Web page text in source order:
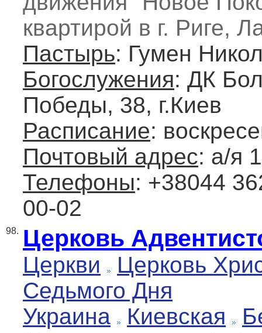
квартирой в г. Риге,
Пастырь: Гумен
Богослужения: ДК
Победы, 38, г.Киев
Расписание:
Почтовый адрес: а/я
Телефоны: +38044
00-02
98. Церковь
Церкви
Церковь
Седьмого Дня
Украина
Киевская